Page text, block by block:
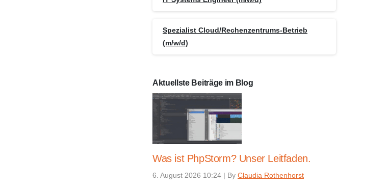
Spezialist Cloud/Rechenzentrums-Betrieb
(m/w/d)
Aktuellste Beiträge im Blog
Was ist PhpStorm? Unser Leitfaden.
6. August 2026 10:24 | By Claudia Rothenhorst